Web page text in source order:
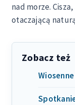
nad morze.
otaczającą
Zobacz też